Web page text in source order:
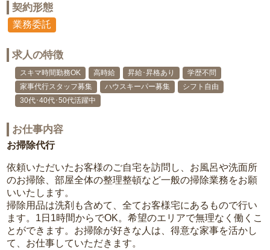
契約形態
業務委託
求人の特徴
スキマ時間勤務OK 高時給 昇給･昇格あり
学歴不問
家事代行スタッフ募集
ハウスキーパー募集
シフト自由
30代･40代･50代活躍中
お仕事内容
お掃除代行
依頼いただいたお客様のご自宅を訪問し、お風呂や洗面所
のお掃除、部屋全体の整理整頓など一般の掃除業務をお願
いいたします。
掃除用品は洗剤も含めて、全てお客様宅にあるもので行い
ます。1日1時間からでOK。希望のエリアで無理なく働くこ
とができます。お掃除が好きな人は、得意な家事を活かし
て、お仕事していただきます。